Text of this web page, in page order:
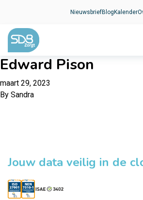
NieuwsbriefBlog Kalender
Edward Pison
maart 29, 2023
By Sandra
Jouw data veilig in de